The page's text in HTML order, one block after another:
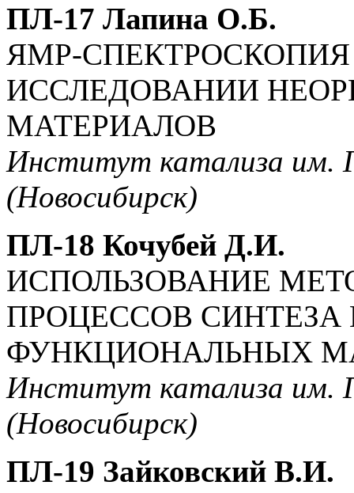
ПЛ-17 Лапина О.Б.
ЯМР-СПЕКТРОСКОПИЯ
ИССЛЕДОВАНИИ
МАТЕРИАЛОВ
Институт катализа им.
(Новосибирск)
ПЛ-18 Кочубей Д.И.
ИСПОЛЬЗОВАНИЕ
ПРОЦЕССОВ
ФУНКЦИОНАЛЬНЫХ
Институт катализа им.
(Новосибирск)
ПЛ-19 Зайковский В.И.